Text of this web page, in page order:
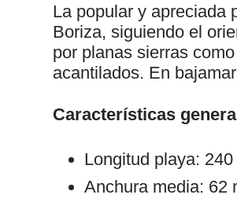
La popular y apreciada
Boriza, siguiendo el
por planas sierras
acantilados. En
Características
Longitud playa:
Anchura media: 62